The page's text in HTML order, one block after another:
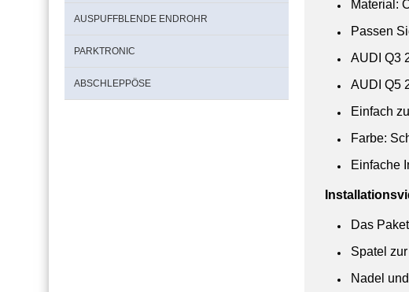
AUSPUFFBLENDE ENDROHR
PARKTRONIC
ABSCHLEPPÖSE
Material:
Passen
AUDI Q3
AUDI Q5
Einfach
Farbe:
Einfache
Das
Spatel
Nadel